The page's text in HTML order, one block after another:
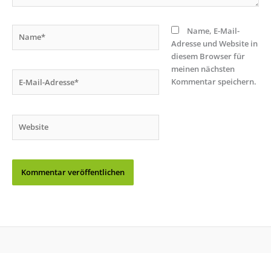
Mail-
Name, E-Mail-
Adresse und Website in
diesem Browser für
meinen nächsten
Kommentar speichern.